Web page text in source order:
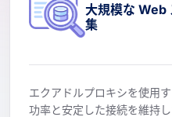
大規模な Web
集
エクアドルプロキシを使用
功率と安定した接続を維持